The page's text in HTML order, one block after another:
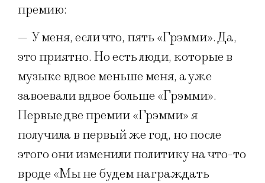
премию:
— У меня, если что, пять «Грэмми». Да,
это приятно. Но есть люди, которые в
музыке вдвое меньше меня, а уже
завоевали вдвое больше «Грэмми».
Первые две премии «Грэмми» я
получила в первый же год, но после
этого они изменили политику на что-то
вроде «Мы не будем награждать